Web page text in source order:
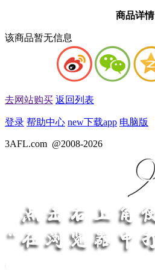
商品详情
该商品暂无信息
去网站购买 返回列表
登录 帮助中心 new下载app 电脑版
3AFL.com @2008-2026